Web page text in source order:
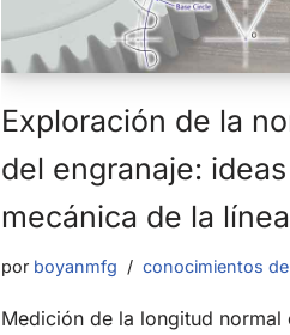
Exploración de la
del engranaje:
mecánica de la
por boyanmfg conocimientos
Medición de la longitud normal